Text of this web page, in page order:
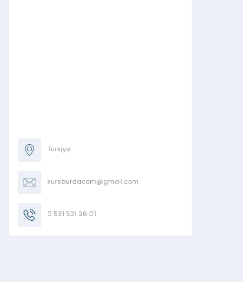
Türkiye
kursburdacom@gmail.com
0 531 521 26 01